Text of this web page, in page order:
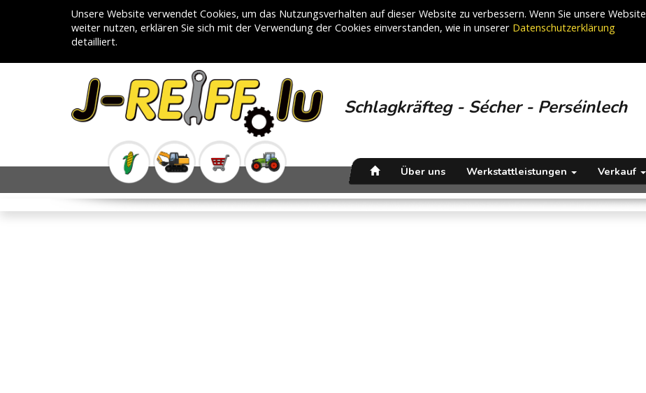
Unsere Website verwendet Cookies, um das Nutzungsverhalten auf dieser Website zu verbessern. Wenn Sie unsere Website
weiter nutzen, erklären Sie sich mit der Verwendung der Cookies einverstanden, wie in unserer Datenschutzerklärung
detailliert.
Schlagkräfteg - Sécher - Perséinlech
Über uns Werkstattleistungen Verkauf